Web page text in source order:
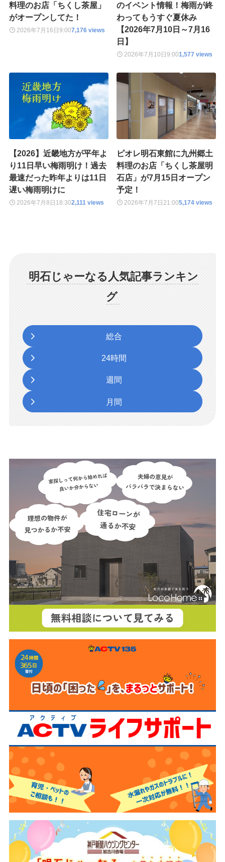
料理のお店「ちくし茶屋」
がオープンしてた！
2026年7月16日9:007,176 views
のイベント情報！梅雨が終
わってもうすぐ夏休み
【2026年7月10日～7月16
日】
2026年7月10日9:001,577 views
【2026】近畿地方が平年よ
り11日早い梅雨明け！過去
最速だった昨年よりは11日
遅い梅雨明けに
2026年7月8日 18:302,111 views
ピオレ明石東館に九州郷土
料理のお店「ちくし茶屋明
石店」が7月15日オープン
予定！
2026年7月7日 21:005,174 views
明石じゃーなる人気記事ランキン
グ
総合
24時間
週間
月間